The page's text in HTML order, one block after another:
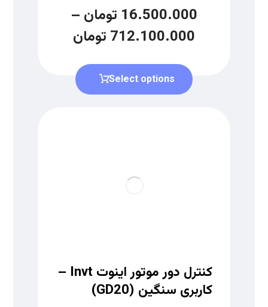
16.500.000 تومان –
712.100.000 تومان
Select options
کنترل دور موتور اینوت Invt –
کاربری سنگین (GD20)